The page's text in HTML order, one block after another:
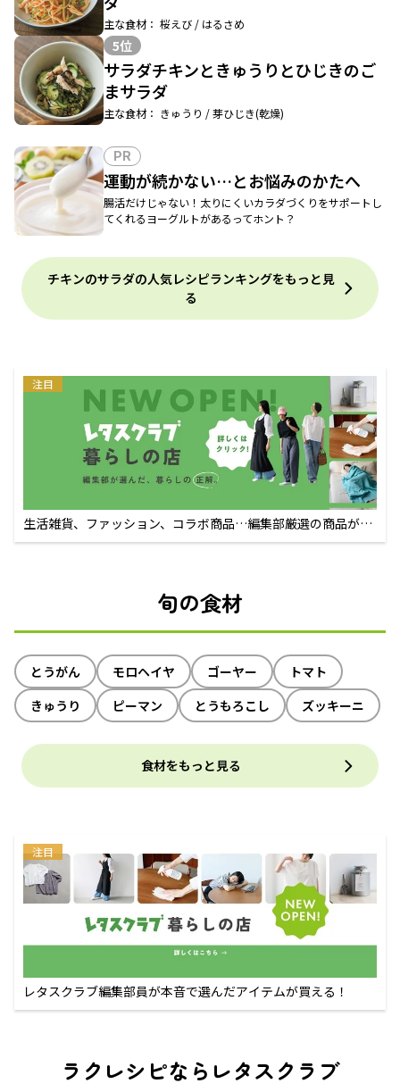
主な食材： 桜えび / はるさめ
5位
サラダチキンときゅうりとひじきのご
まサラダ
主な食材： きゅうり / 芽ひじき(乾燥)
PR
運動が続かない…とお悩みのかたへ
腸活だけじゃない！太りにくいカラダづくりをサポートし
てくれるヨーグルトがあるってホント？
チキンのサラダの人気レシピランキングをもっと見
る
注目
生活雑貨、ファッション、コラボ商品…編集部厳選の商品が買
えるECサイト
旬の食材
とうがん モロヘイヤ ゴーヤー
トマト
きゅうり
ピーマン とうもろこし ズッキーニ
食材をもっと見る
注目
レタスクラブ編集部員が本音で選んだアイテムが買える！
ラクレシピならレタスクラブ